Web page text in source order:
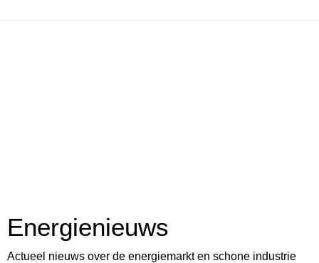
Energienieuws
Actueel nieuws over de energiemarkt en schone industrie